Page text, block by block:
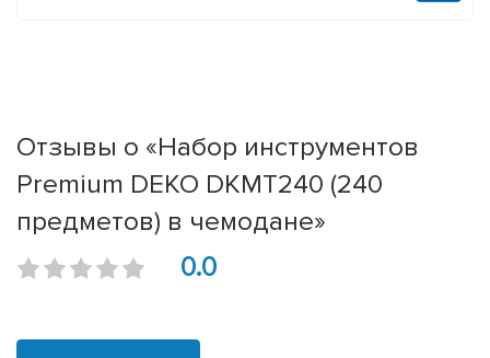
Отзывы о «Набор инструментов
Premium DEKO DKMT240 (240
предметов) в чемодане»
0.0